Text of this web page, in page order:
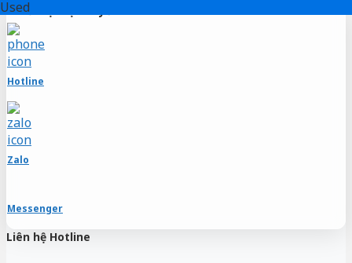
Skip
to
content
Hỗ trợ trực tuyến
Hotline
Zalo
Messenger
Liên hệ Hotline
-5%
-7%
-6%
-8%
-7%
-3%
-12%
Used
Used